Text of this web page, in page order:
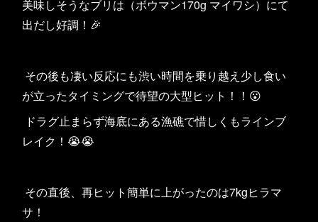
美味しそうなブリは（ボウマン170g マイワシ）にて
出だし好調！🎉
その後も凄い反応にも渋い時間を乗り越え少し食い
が立ったタイミングで待望の大型ヒット！！😮
ドラグ止まらず海底にある漁礁で惜しくもラインブ
レイク！😭😭
その直後、再ヒット簡単に上がったのは7kgヒラマ
サ！